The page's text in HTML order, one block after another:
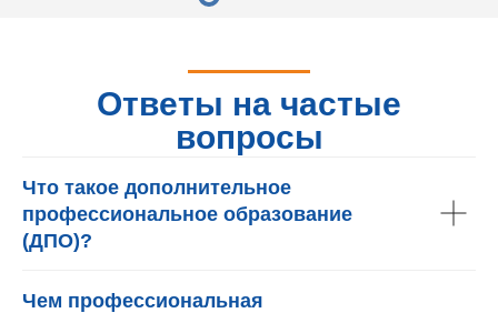
Ответы на частые
вопросы
Что такое дополнительное
профессиональное образование
(ДПО)?
Чем профессиональная